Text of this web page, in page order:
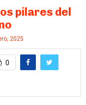
pilares del
2025
0